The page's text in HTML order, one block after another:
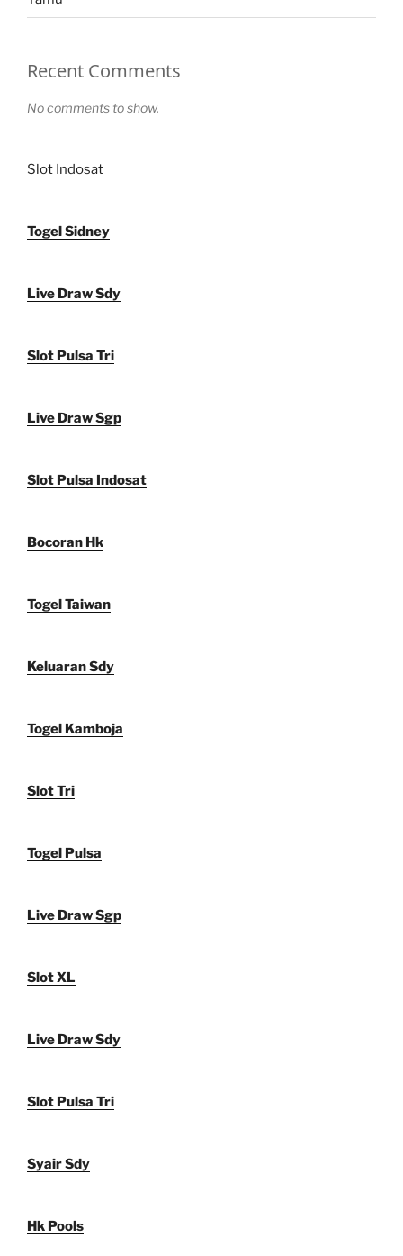
Recent Comments
No comments to show.
Slot Indosat
Togel Sidney
Live Draw Sdy
Slot Pulsa Tri
Live Draw Sgp
Slot Pulsa Indosat
Bocoran Hk
Togel Taiwan
Keluaran Sdy
Togel Kamboja
Slot Tri
Togel Pulsa
Live Draw Sgp
Slot XL
Live Draw Sdy
Slot Pulsa Tri
Syair Sdy
Hk Pools